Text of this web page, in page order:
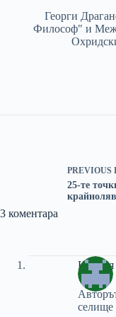
Георги
Философ" и
PREVIOUS
25-те
3 коментара
Крисия
селище